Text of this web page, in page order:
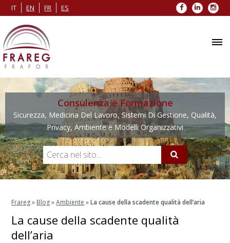
IT EN FR ES Facebook
LinkedIn
Consulenza e Formazione
Sicurezza, Medicina Del Lavoro, Sistemi Di Gestione, Qualità,
Privacy, Ambiente e Modelli Organizzativi
Frareg» Blog»Ambiente »La cause della scadente qualità dell’aria
La cause della scadente qualità
dell’aria